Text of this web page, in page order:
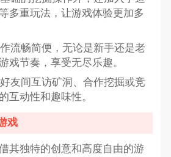
多重玩法，让游戏体验更加多
流畅简便，无论是新手还是老
戏节奏，享受无尽乐趣。
友间互访矿洞、合作挖掘或竞
互动性和趣味性。
戏
其独特的创意和高度自由的游